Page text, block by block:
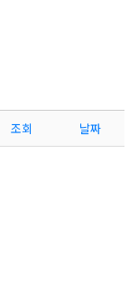
조회 날짜